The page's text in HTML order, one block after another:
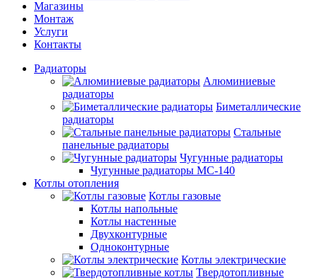
Магазины
Монтаж
Услуги
Контакты
Радиаторы
Алюминиевые
радиаторы
Биметаллические
радиаторы
Стальные
панельные радиаторы
Чугунные радиаторы
Чугунные радиаторы МС-140
Котлы отопления
Котлы газовые
Котлы напольные
Котлы настенные
Двухконтурные
Одноконтурные
Котлы электрические
Твердотопливные